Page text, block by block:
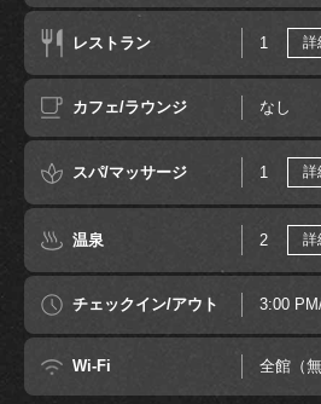
レストラン 1 詳
カフェ/ラウンジ なし
スパ/マッサージ 1 詳
温泉 2 詳
チェックイン/アウト 3:00
Wi-Fi 全館（無